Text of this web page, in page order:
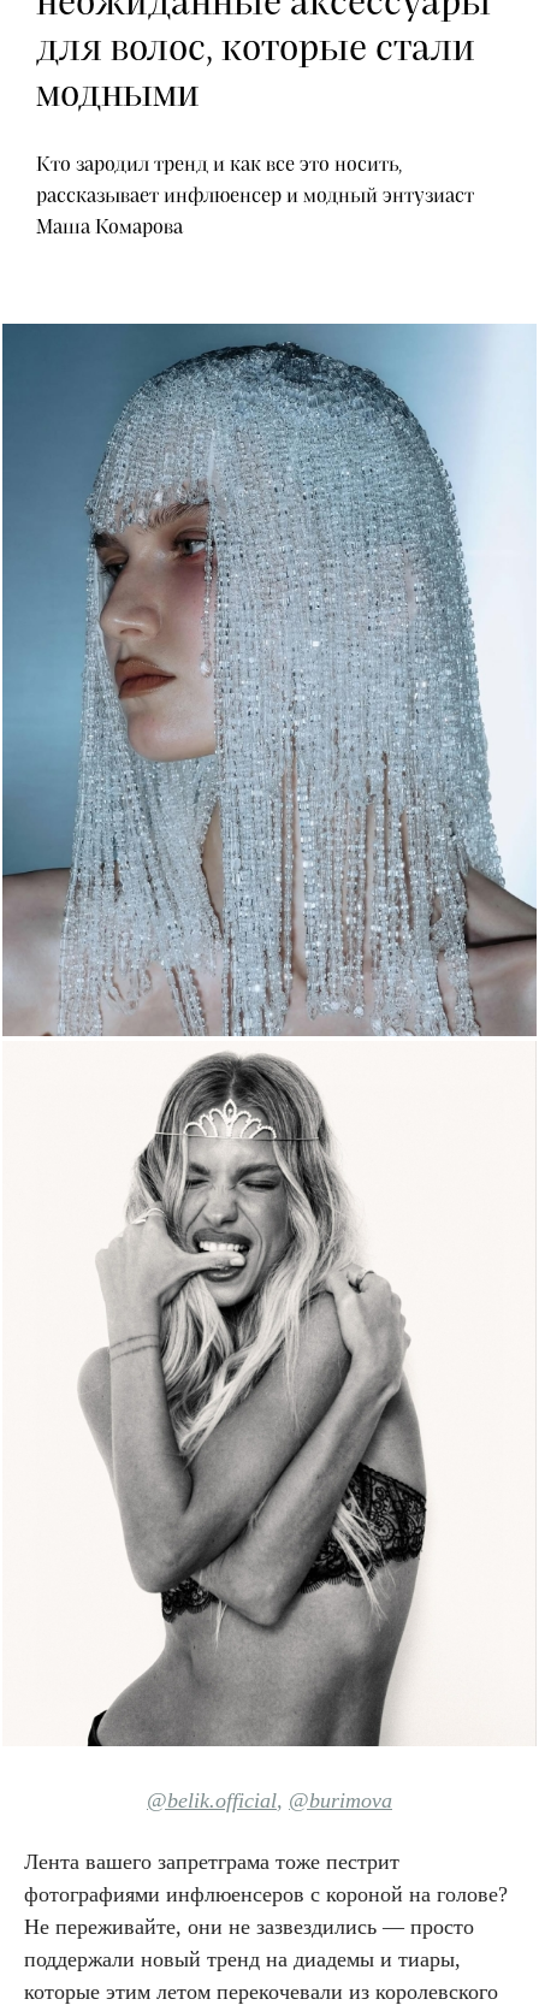
для волос, которые стали
модными
Кто зародил тренд и как все это носить,
рассказывает инфлюенсер и модный энтузиаст
Маша Комарова
@belik.official, @burimova
Лента вашего запретграма тоже пестрит
фотографиями инфлюенсеров с короной на голове?
Не переживайте, они не зазвездились — просто
поддержали новый тренд на диадемы и тиары,
которые этим летом перекочевали из королевского